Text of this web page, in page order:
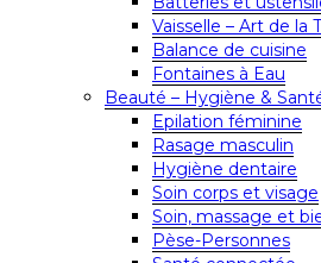
Vaisselle – Art de la
Balance de cuisine
Fontaines à Eau
Beauté – Hygiène &
Epilation féminine
Rasage masculin
Hygiène dentaire
Soin corps et visage
Soin, massage et
Pèse-Personnes